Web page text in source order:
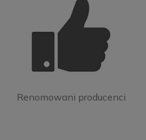
Renomowani producenci